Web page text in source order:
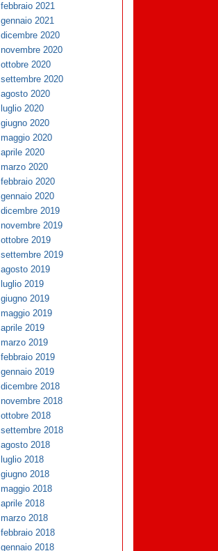
febbraio 2021
gennaio 2021
dicembre 2020
novembre 2020
ottobre 2020
settembre 2020
agosto 2020
luglio 2020
giugno 2020
maggio 2020
aprile 2020
marzo 2020
febbraio 2020
gennaio 2020
dicembre 2019
novembre 2019
ottobre 2019
settembre 2019
agosto 2019
luglio 2019
giugno 2019
maggio 2019
aprile 2019
marzo 2019
febbraio 2019
gennaio 2019
dicembre 2018
novembre 2018
ottobre 2018
settembre 2018
agosto 2018
luglio 2018
giugno 2018
maggio 2018
aprile 2018
marzo 2018
febbraio 2018
gennaio 2018